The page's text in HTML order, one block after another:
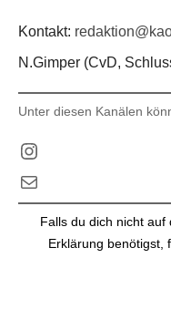
Kontakt:
N.Gimper (CvD,
Unter diesen Kanälen
Instagram
E-Mail
Falls du dich nicht
Erklärung benötigst,